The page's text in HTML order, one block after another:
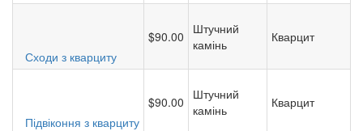
Сходи з кварциту
$90.00
Штучний
камінь
Кварцит
Підвіконня з кварциту
$90.00
Штучний
камінь
Кварцит